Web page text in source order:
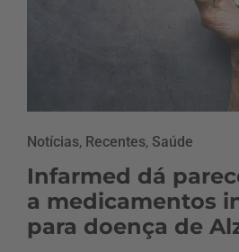
Notícias, Recentes, Saúde
Infarmed dá
a medicamentos
para doença de